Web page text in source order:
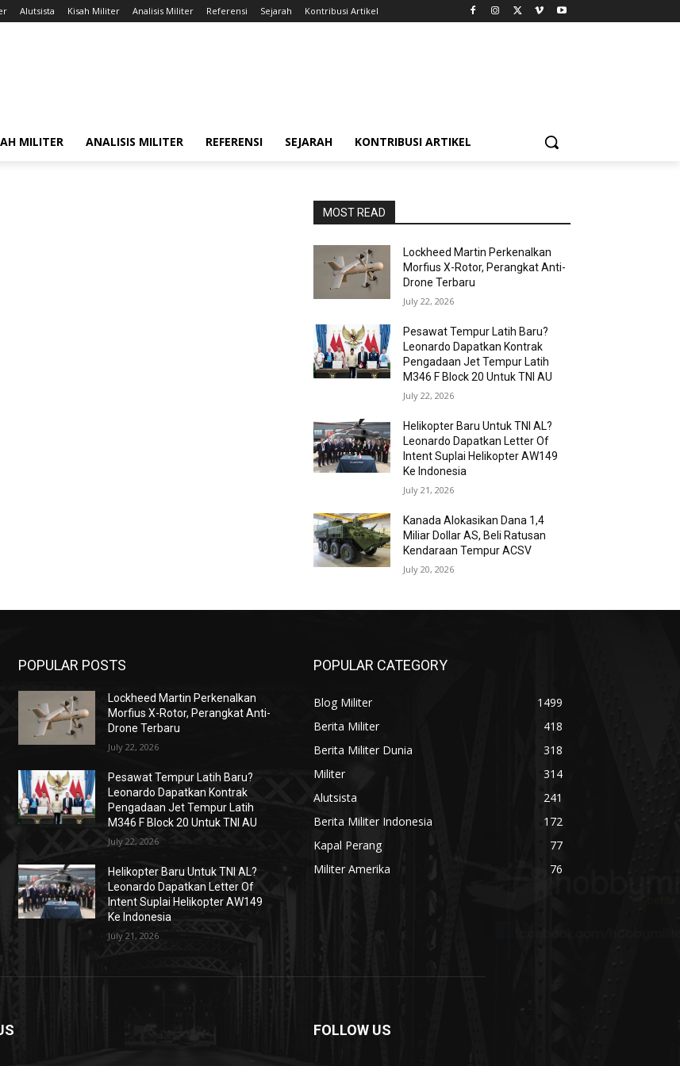
Alutsista Kisah Militer Analisis Militer Referensi Sejarah Kontribusi Artikel
MILITER ANALISIS MILITER REFERENSI SEJARAH KONTRIBUSI ARTIKEL
MOST READ
Lockheed Martin Perkenalkan
Morfius X-Rotor, Perangkat Anti-
Drone Terbaru
July 22, 2026
Pesawat Tempur Latih Baru?
Leonardo Dapatkan Kontrak
Pengadaan Jet Tempur Latih
M346 F Block 20 Untuk TNI AU
July 22, 2026
Helikopter Baru Untuk TNI AL?
Leonardo Dapatkan Letter Of
Intent Suplai Helikopter AW149
Ke Indonesia
July 21, 2026
Kanada Alokasikan Dana 1,4
Miliar Dollar AS, Beli Ratusan
Kendaraan Tempur ACSV
July 20, 2026
POPULAR POSTS
Lockheed Martin Perkenalkan
Morfius X-Rotor, Perangkat Anti-
Drone Terbaru
July 22, 2026
Pesawat Tempur Latih Baru?
Leonardo Dapatkan Kontrak
Pengadaan Jet Tempur Latih
M346 F Block 20 Untuk TNI AU
July 22, 2026
Helikopter Baru Untuk TNI AL?
Leonardo Dapatkan Letter Of
Intent Suplai Helikopter AW149
Ke Indonesia
July 21, 2026
POPULAR CATEGORY
Blog Militer
1499
Berita Militer
418
Berita Militer Dunia
318
Militer
314
Alutsista
241
Berita Militer Indonesia
172
Kapal Perang
77
Militer Amerika
76
FOLLOW US